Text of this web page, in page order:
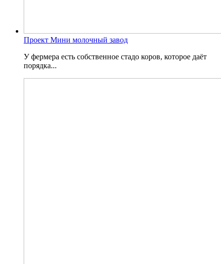
Проект Мини молочный завод
У фермера есть собственное стадо коров, которое даёт
порядка...